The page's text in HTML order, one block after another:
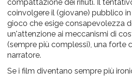
compattazione dei rifiuti. Il
coinvolgere il (giovane) pubblico
gioco che esige consapevolezza
un'attenzione ai meccanismi di
(sempre più complessi), una forte
narratore.
Se i film diventano sempre più